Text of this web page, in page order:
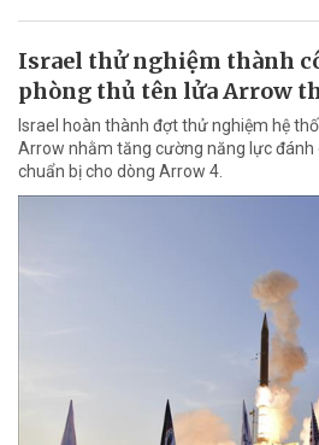
Israel thử nghiệm thành
phòng thủ tên lửa Arrow
Israel hoàn thành đợt thử nghiệm hệ
Arrow nhằm tăng cường năng lực đánh
chuẩn bị cho dòng Arrow 4.